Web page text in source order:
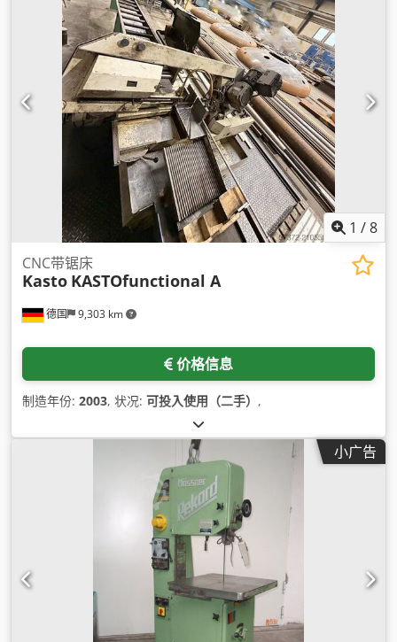
1 /8
德国 9,303 km
CNC带锯床
Kasto KASTOfunctional A
价格信息
制造年份: 2003, 状况: 可投入使用（二手） ,
小广告